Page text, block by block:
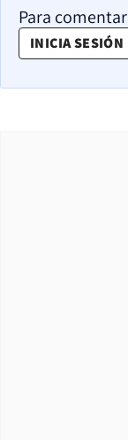
Para
INICIA SESIÓN